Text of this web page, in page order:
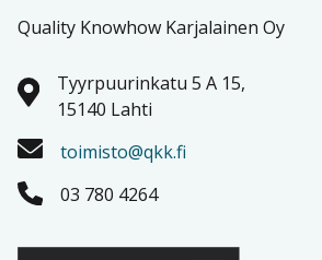
Quality Knowhow Karjalainen Oy
Tyyrpuurinkatu 5 A 15,
15140 Lahti
toimisto@qkk.fi
03 780 4264